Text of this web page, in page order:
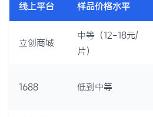
线上平台 样品价格水平
立创商城
中等（12-18元/
片）
1688 低到中等